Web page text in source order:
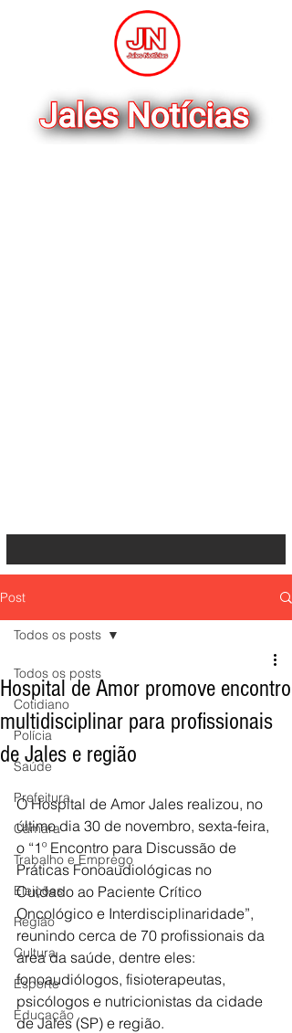
Post
Todos os posts
Cotidiano
Polícia
Saúde
Prefeitura
Câmara
Trabalho e Emprego
Eleições
Região
Cultura
Esporte
Educação
Todos os posts
Hospital de Amor promove encontro
multidisciplinar para profissionais
de Jales e região
O Hospital de Amor Jales realizou, no
último dia 30 de novembro, sexta-feira,
o “1º Encontro para Discussão de
Práticas Fonoaudiológicas no
Cuidado ao Paciente Crítico
Oncológico e Interdisciplinaridade”,
reunindo cerca de 70 profissionais da
área da saúde, dentre eles:
fonoaudiólogos, fisioterapeutas,
psicólogos e nutricionistas da cidade
de Jales (SP) e região.